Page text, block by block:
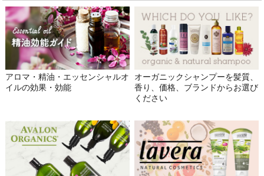
アロマ・精油・エッセンシャルオ
イルの効果・効能
オーガニックシャンプーを髪質、
香り、価格、ブランドからお選び
ください